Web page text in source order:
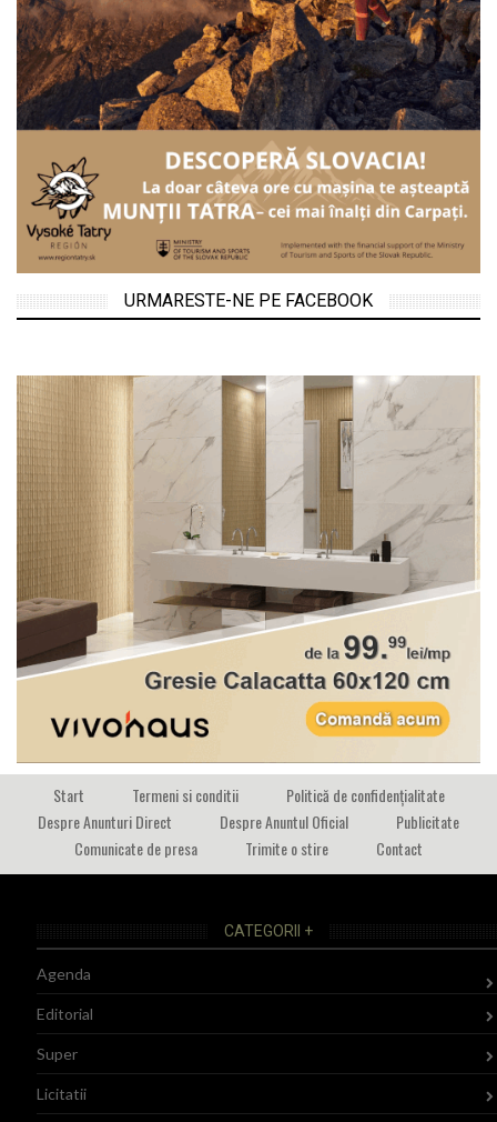
URMARESTE-NE PE FACEBOOK
Start Termeni si conditii
Politică de confidențialitate
Despre Anunturi Direct
Despre Anuntul Oficial
Publicitate
Comunicate de presa
Trimite o stire Contact
CATEGORII +
Agenda
Editorial
Super
Licitatii